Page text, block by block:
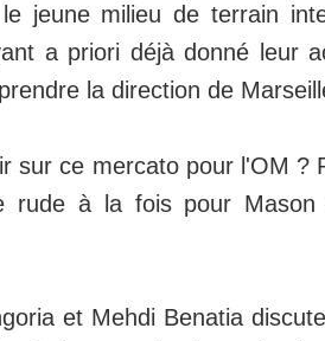
jeune milieu de terrain
a priori déjà donné leur
la direction de
sur ce mercato pour l'OM ?
rude à la fois pour
et Mehdi Benatia